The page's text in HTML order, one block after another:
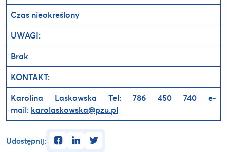
Czas nieokreślony
UWAGI:
Brak
KONTAKT:
Karolina Laskowska
Tel: 786 450 740
e-
mail: karolaskowska@pzu.pl
Udostępnij: facebooklinkedintwitter